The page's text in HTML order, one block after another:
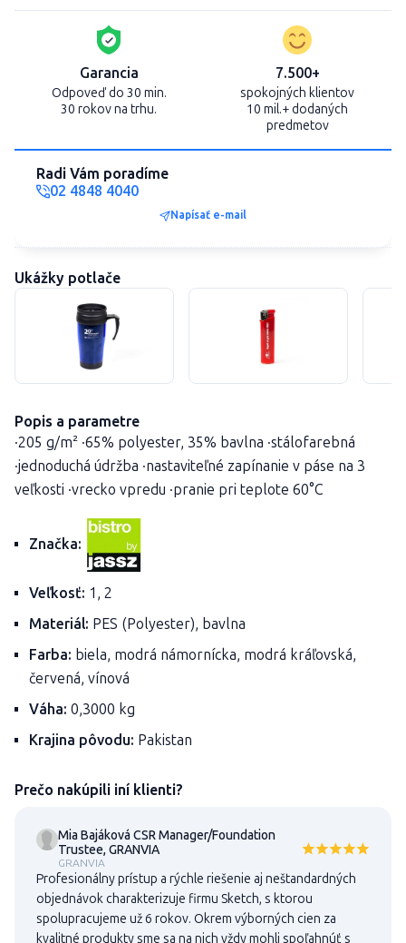
Garancia
Odpoveď do 30 min.
30 rokov na trhu.
7.500+
spokojných klientov
10 mil.+ dodaných
predmetov
Radi Vám poradíme
02 4848 4040
Napísať e-mail
Ukážky potlače
Popis a parametre
·205 g/m² ·65% polyester, 35% bavlna ·stálofarebná
·jednoduchá údržba ·nastaviteľné zapínanie v páse na 3
veľkosti ·vrecko vpredu ·pranie pri teplote 60°C
Značka:
Veľkosť: 1, 2
Materiál: PES (Polyester), bavlna
Farba: biela, modrá námornícka, modrá kráľovská,
červená, vínová
Váha: 0,3000 kg
Krajina pôvodu: Pakistan
Prečo nakúpili iní klienti?
Mia Bajáková CSR Manager/Foundation
Trustee, GRANVIA
GRANVIA
Profesionálny prístup a rýchle riešenie aj neštandardných
objednávok charakterizuje firmu Sketch, s ktorou
spolupracujeme už 6 rokov. Okrem výborných cien za
kvalitné produkty sme sa na nich vždy mohli spoľahnúť s